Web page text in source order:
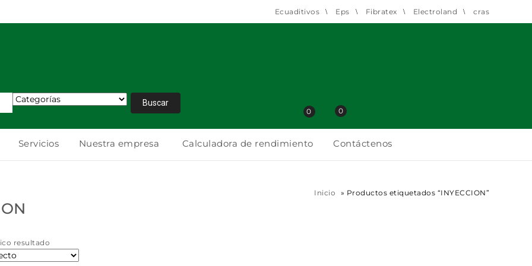
Ecuaditivos Eps Fibratex Electroland cras
0 0
Servicios Nuestra empresa Calculadora de rendimiento Contáctenos
Inicio » Productos etiquetados “INYECCION”
resultado